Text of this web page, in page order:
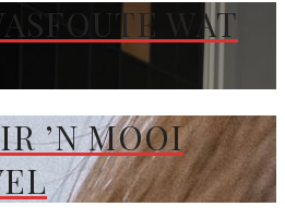
WAT
’N MOOI